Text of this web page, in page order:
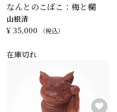
なんとのこばこ：梅と欄
¥ 35,000 税込
山根清
在庫切れ